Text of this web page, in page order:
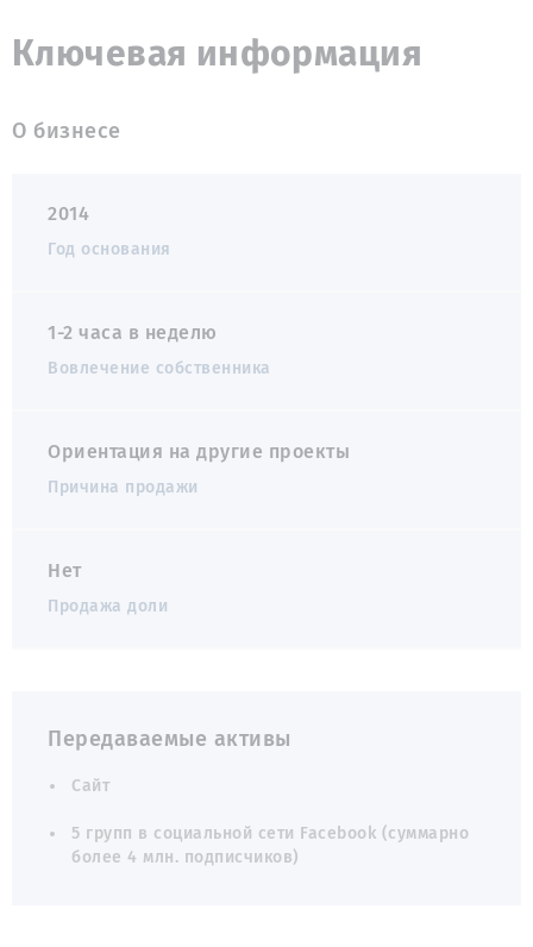
Ключевая информация
О бизнесе
2014
Год основания
1-2 часа в неделю
Вовлечение собственника
Ориентация на другие проекты
Причина продажи
Нет
Продажа доли
Передаваемые активы
Сайт
5 групп в социальной сети Facebook (суммарно
более 4 млн. подписчиков)